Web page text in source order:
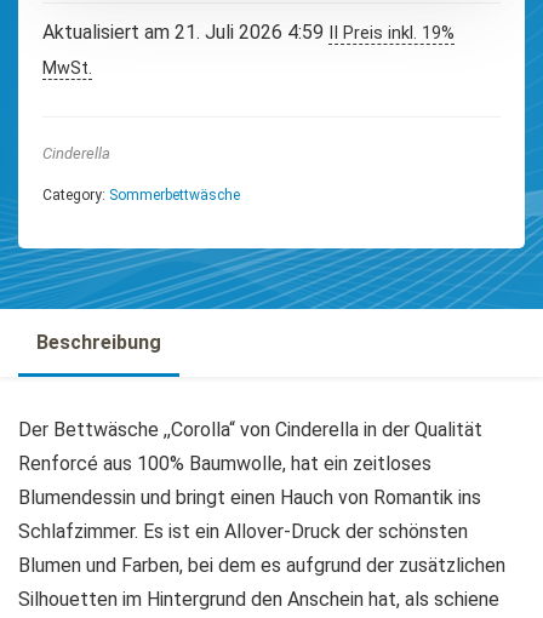
Aktualisiert am 21. Juli 2026 4:59
II Preis inkl. 19%
MwSt.
Cinderella
Category: Sommerbettwäsche
Beschreibung
Der Bettwäsche ,,Corolla“ von Cinderella in der Qualität
Renforcé aus 100% Baumwolle, hat ein zeitloses
Blumendessin und bringt einen Hauch von Romantik ins
Schlafzimmer. Es ist ein Allover-Druck der schönsten
Blumen und Farben, bei dem es aufgrund der zusätzlichen
Silhouetten im Hintergrund den Anschein hat, als schiene